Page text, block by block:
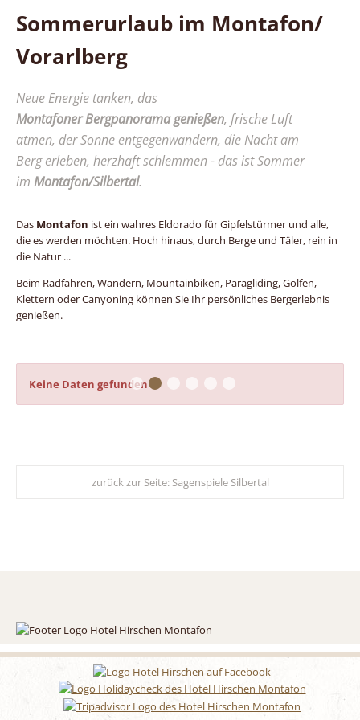
Sommerurlaub im Montafon/
Vorarlberg
Neue Energie tanken, das
Montafoner Bergpanorama genießen, frische Luft
atmen, der Sonne entgegenwandern, die Nacht am
Berg erleben, herzhaft schlemmen - das ist Sommer
im Montafon/Silbertal.
Das Montafon ist ein wahres Eldorado für Gipfelstürmer und alle,
die es werden möchten. Hoch hinaus, durch Berge und Täler, rein in
die Natur ...
Beim Radfahren, Wandern, Mountainbiken, Paragliding, Golfen,
Klettern oder Canyoning können Sie Ihr persönliches Bergerlebnis
genießen.
Keine Daten gefunden
zurück zur Seite: Sagenspiele Silbertal